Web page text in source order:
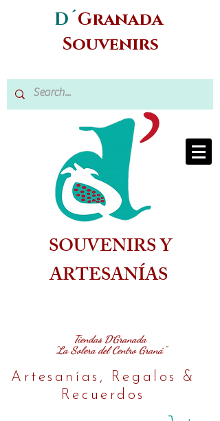
D´Granada
Souvenirs
SOUVENIRS Y
ARTESANÍAS
Tiendas D´Granada
"La Solera del Centro Graná"
Artesanías, Regalos &
Recuerdos